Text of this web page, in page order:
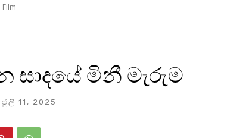
Film
සාදයේ මිනී මැරුම
ජූලි 11, 2025